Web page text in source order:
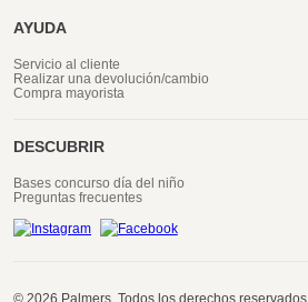
AYUDA
Servicio al cliente
Realizar una devolución/cambio
Compra mayorista
DESCUBRIR
Bases concurso día del niño
Preguntas frecuentes
© 2026 Palmers. Todos los derechos reservados.